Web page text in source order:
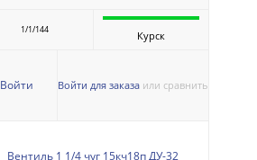
1/1/144 Курск
Войти Войти для заказа или сравнить
Вентиль 1 1/4 чуг 15кч18п ДУ-32